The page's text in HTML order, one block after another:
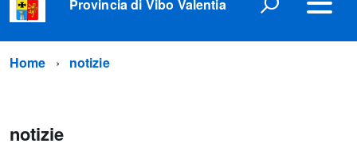
Provincia di Vibo Valentia
Home notizie
notizie